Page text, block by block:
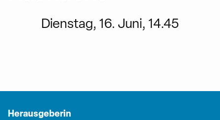
Dienstag, 16. Juni, 14.45
Herausgeberin